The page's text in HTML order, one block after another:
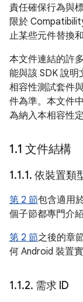
責任確保行為與
限於
止某些元件替換和
本文件連結的許
能與該 SDK 說
相容性測試套件
件為準。本文件
為納入本相容性定
1.1 文件結構
1.1.1. 依裝置類
第 2 節包含適用
個子節都專門介
第 2 節之後的章
何 Android 裝置
1.1.2. 需求 ID